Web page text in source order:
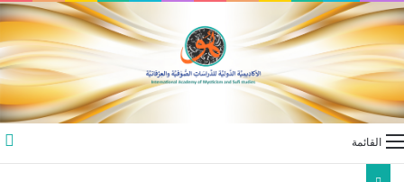
القائمة